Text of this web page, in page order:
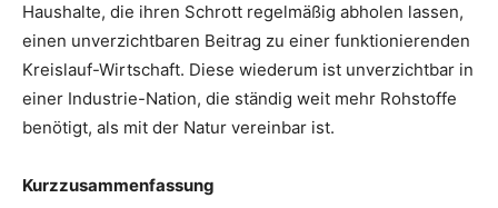
Haushalte, die ihren Schrott regelmäßig abholen lassen,
einen unverzichtbaren Beitrag zu einer funktionierenden
Kreislauf-Wirtschaft. Diese wiederum ist unverzichtbar in
einer Industrie-Nation, die ständig weit mehr Rohstoffe
benötigt, als mit der Natur vereinbar ist.
Kurzzusammenfassung